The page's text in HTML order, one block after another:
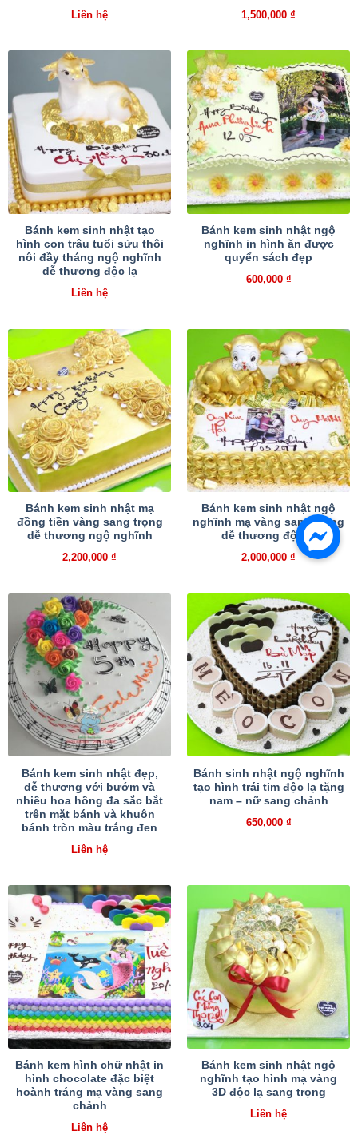
Liên hệ
1,500,000 ₫
Bánh kem sinh nhật tạo
hình con trâu tuổi sửu thôi
nôi đầy tháng ngộ nghĩnh
dễ thương độc lạ
Liên hệ
Bánh kem sinh nhật ngộ
nghĩnh in hình ăn được
quyển sách đẹp
600,000 ₫
Bánh kem sinh nhật mạ
đồng tiền vàng sang trọng
dễ thương ngộ nghĩnh
2,200,000 ₫
Bánh kem sinh nhật ngộ
nghĩnh mạ vàng sang trọng
dễ thương độc lạ
2,000,000 ₫
Bánh kem sinh nhật đẹp,
dễ thương với bướm và
nhiều hoa hồng đa sắc bắt
trên mặt bánh và khuôn
bánh tròn màu trắng đen
Liên hệ
Bánh sinh nhật ngộ nghĩnh
tạo hình trái tim độc lạ tặng
nam – nữ sang chảnh
650,000 ₫
Bánh kem hình chữ nhật in
hình chocolate đặc biệt
hoành tráng mạ vàng sang
chảnh
Liên hệ
Bánh kem sinh nhật ngộ
nghĩnh tạo hình mạ vàng
3D độc lạ sang trọng
Liên hệ